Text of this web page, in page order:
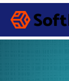
S
p